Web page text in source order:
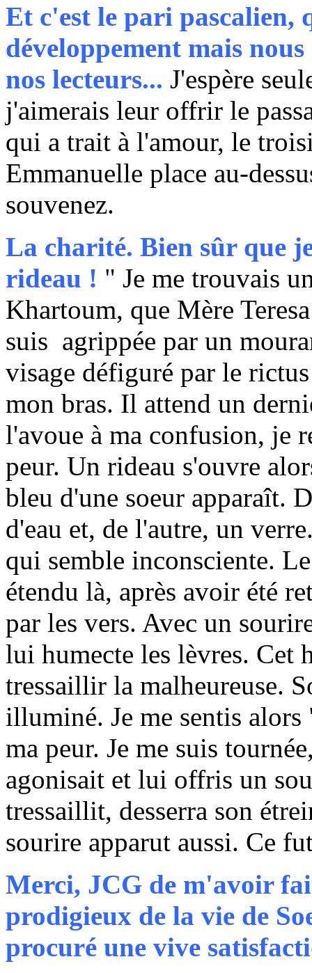
Et c'est le pari
développement mais
nos lecteurs... J'espère
j'aimerais leur offrir le
qui a trait à l'amour, le
Emmanuelle place au-
souvenez.
La charité. Bien sûr que
rideau ! " Je me trouvais
Khartoum, que Mère
suis agrippée par un
visage défiguré par le
mon bras. Il attend un
l'avoue à ma confusion, je
peur. Un rideau s'ouvre
bleu d'une soeur apparaît.
d'eau et, de l'autre, un
qui semble inconsciente.
étendu là, après avoir été
par les vers. Avec un
lui humecte les lèvres. Cet
tressaillir la malheureuse.
illuminé. Je me sentis
ma peur. Je me suis
agonisait et lui offris un
tressaillit, desserra son
sourire apparut aussi. Ce
Merci, JCG de m'avoir
prodigieux de la vie de
procuré une vive